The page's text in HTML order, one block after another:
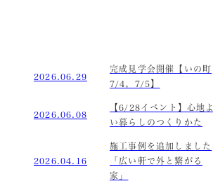
2026.06.29
完成見学会開催【いの町
7/4，7/5】
2026.06.08
【6/28イベント】心地よ
い暮らしのつくりかた
2026.04.16
施工事例を追加しました
「広い軒で外と繋がる
家」